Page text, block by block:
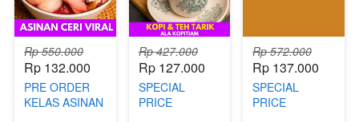
Rp 550.000
Rp 132.000
PRE ORDER
KELAS ASINAN
Rp 427.000
Rp 127.000
SPECIAL
PRICE
Rp 572.000
Rp 137.000
SPECIAL
PRICE